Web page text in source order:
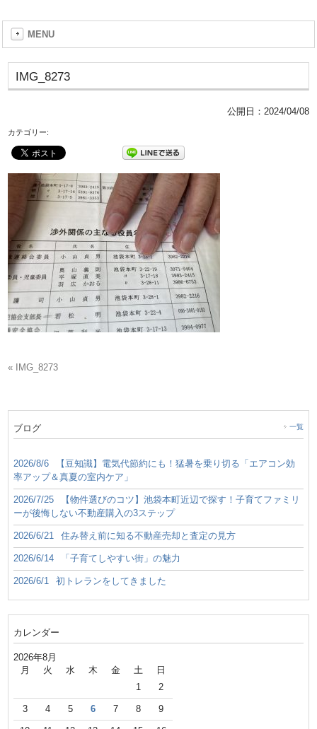
MENU
IMG_8273
公開日： 2024/04/08
カテゴリー:
« IMG_8273
ブログ 一覧
2026/8/6
【豆知識】電気代節約にも！猛暑を乗り切る「エアコン効
率アップ＆真夏の室内ケア」
2026/7/25
【物件選びのコツ】池袋本町近辺で探す！子育てファミリ
ーが後悔しない不動産購入の3ステップ
2026/6/21 住み替え前に知る不動産売却と査定の見方
2026/6/14 「子育てしやすい街」の魅力
2026/6/1 初トレランをしてきました
カレンダー
2026年8月
月 火 水 木 金 土 日
1 2
3 4 5 6 7 8 9